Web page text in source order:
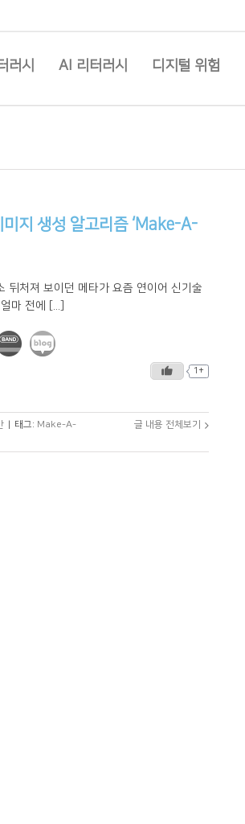
러시 AI 리터러시 디지털 위험
미지 생성 알고리즘 ‘Make-A-
뒤처져 보이던 메타가 요즘 연이어 신기술
마 전에 [...]
1+
태그: Make-A-
글 내용 전체보기